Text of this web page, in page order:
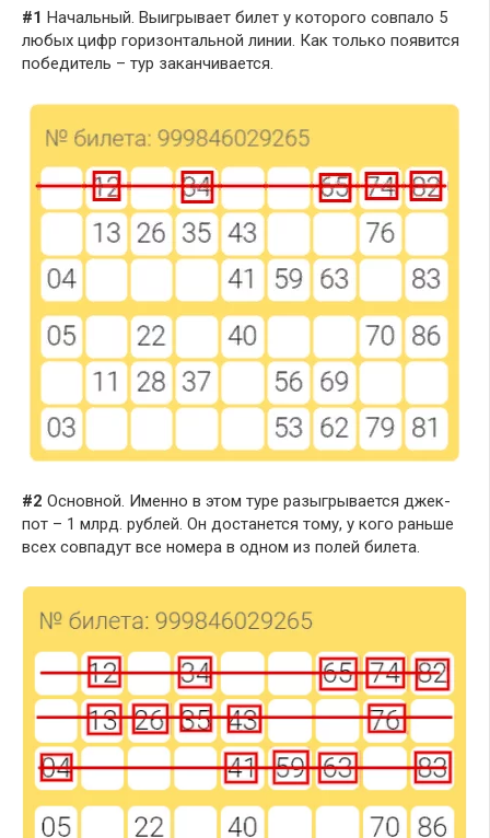
#1 Начальный. Выигрывает билет у которого совпало 5
любых цифр горизонтальной линии. Как только появится
победитель – тур заканчивается.
#2 Основной. Именно в этом туре разыгрывается джек-
пот – 1 млрд. рублей. Он достанется тому, у кого раньше
всех совпадут все номера в одном из полей билета.